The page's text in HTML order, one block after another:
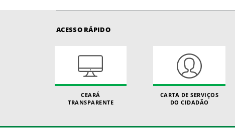
ACESSO RÁPIDO
CEARÁ
TRANSPARENTE
CARTA DE SERVIÇOS
DO CIDADÃO